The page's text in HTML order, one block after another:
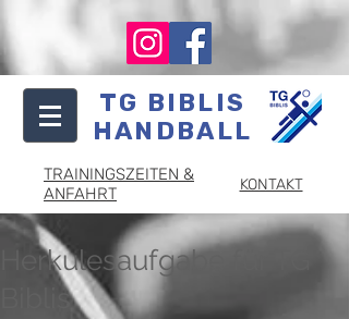
TG BIBLIS
HANDBALL
TRAININGSZEITEN &
ANFAHRT
KONTAKT
Herkulesaufgabe für TG
Biblis